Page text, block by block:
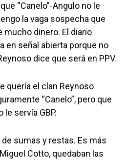
“Canelo”-Angulo no le
la vaga sospecha que
dinero. El diario
en señal abierta porque no
dice que será en PPV.
quería el clan Reynoso
“Canelo”, pero que
servía GBP.
sumas y restas. Es más
Cotto, quedaban las